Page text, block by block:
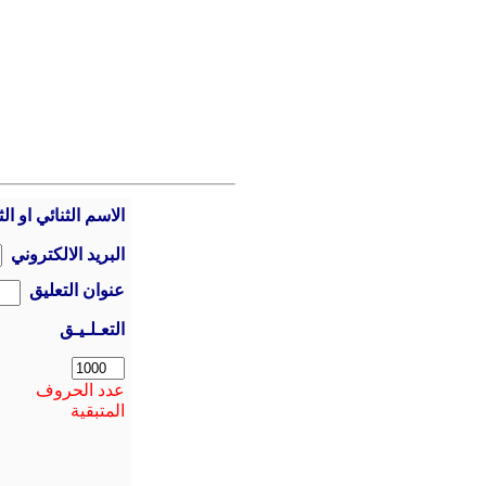
الاسم الثنائي او
البريد الالكتروني
عنوان التعليق
التعـلـيـق
عدد الحروف
المتبقية